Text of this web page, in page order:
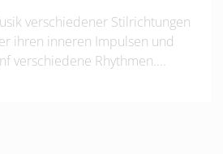
verschiedener Stilrichtungen
ihren inneren Impulsen und
verschiedene Rhythmen....